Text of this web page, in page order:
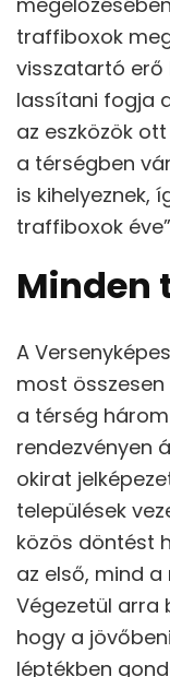
traffiboxok
visszatartó erő
lassítani fogja
az eszközök
a térségben
is kihelyeznek,
traffiboxok
Minden
A
most
a térség
rendezvényen
okirat
települések
közös döntést
az első, mind
Végezetül arra
hogy a
léptékben